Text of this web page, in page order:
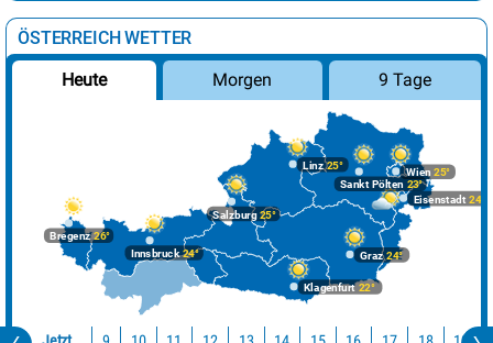
ÖSTERREICH WETTER
Heute Morgen 9 Tage
Bregenz26°
Graz24°
Innsbruck24°
Klagenfurt 22°
Linz25°
Salzburg25°
Wien 25°
Eisenstadt 24°
Sankt Pölten 23°